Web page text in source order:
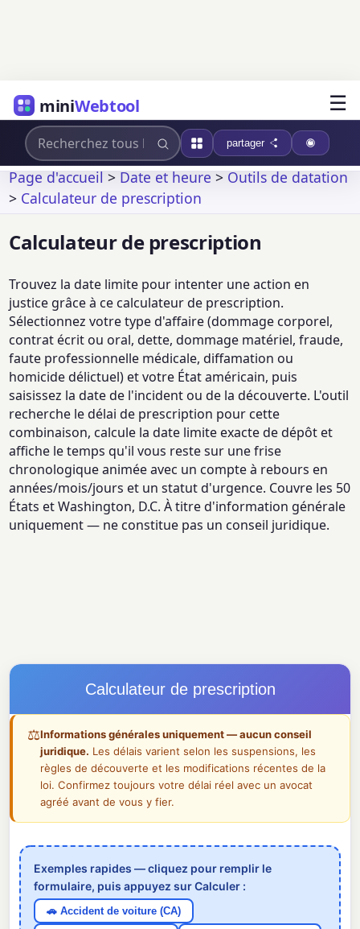
miniWebtool ☰
partager
Page d'accueil>Date et heure>Outils de datation
> Calculateur de prescription
Calculateur de prescription
Trouvez la date limite pour intenter une action en
justice grâce à ce calculateur de prescription.
Sélectionnez votre type d'affaire (dommage corporel,
contrat écrit ou oral, dette, dommage matériel, fraude,
faute professionnelle médicale, diffamation ou
homicide délictuel) et votre État américain, puis
saisissez la date de l'incident ou de la découverte. L'outil
recherche le délai de prescription pour cette
combinaison, calcule la date limite exacte de dépôt et
affiche le temps qu'il vous reste sur une frise
chronologique animée avec un compte à rebours en
années/mois/jours et un statut d'urgence. Couvre les 50
États et Washington, D.C. À titre d'information générale
uniquement — ne constitue pas un conseil juridique.
Calculateur de prescription
⚖️Informations générales uniquement — aucun conseil
juridique. Les délais varient selon les suspensions, les
règles de découverte et les modifications récentes de la
loi. Confirmez toujours votre délai réel avec un avocat
agréé avant de vous y fier.
Exemples rapides — cliquez pour remplir le
formulaire, puis appuyez sur Calculer :
🚗 Accident de voiture (CA)